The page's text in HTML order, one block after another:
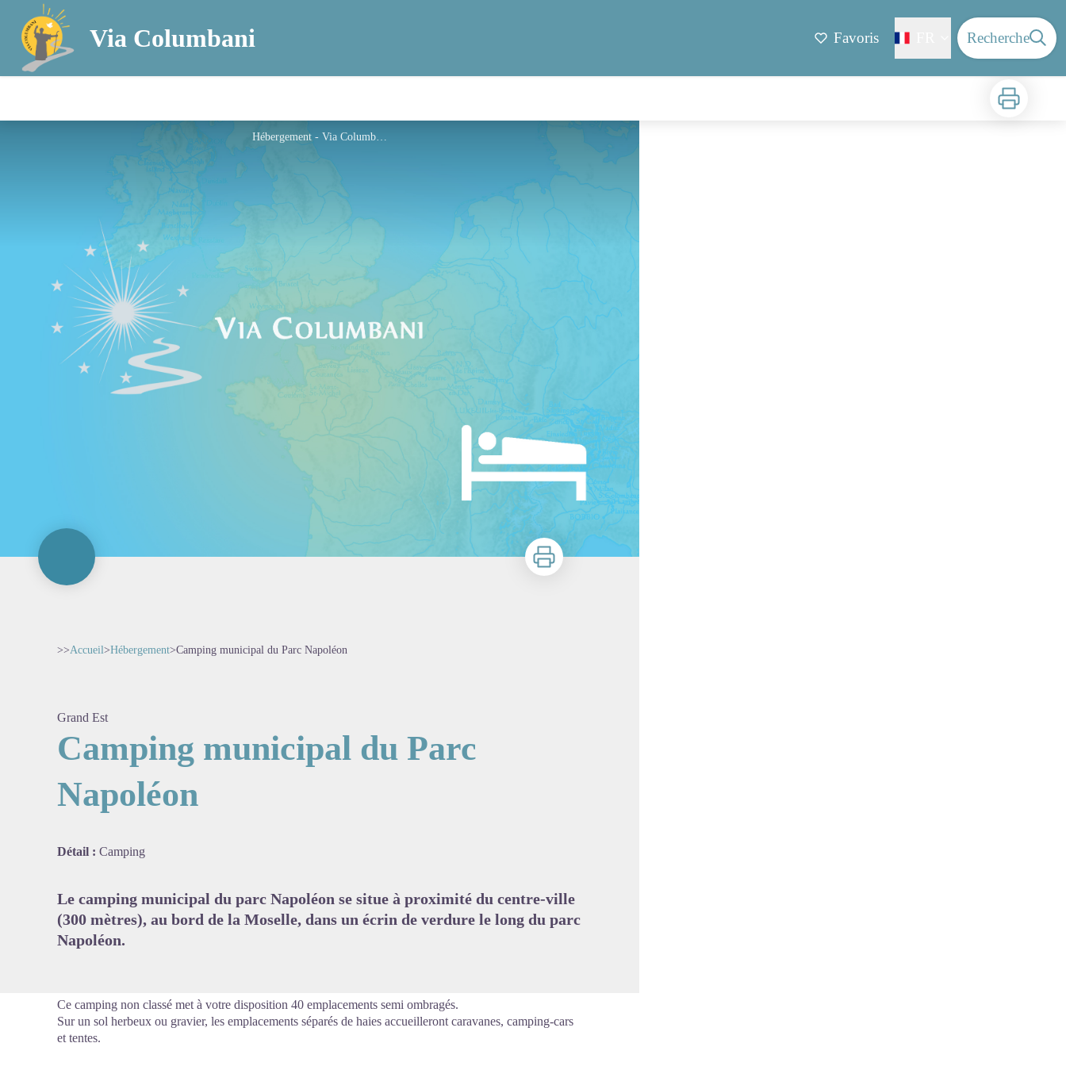
Via Columbani Favoris Recherche
Imprimer
Hébergement - Via Columbani
Imprimer
>>Accueil>Hébergement>Camping municipal du Parc Napoléon
Grand Est
Camping municipal du Parc
Napoléon
Détail : Camping
Le camping municipal du parc Napoléon se situe à proximité du centre-ville
(300 mètres), au bord de la Moselle, dans un écrin de verdure le long du parc
Napoléon.
Ce camping non classé met à votre disposition 40 emplacements semi ombragés.
Sur un sol herbeux ou gravier, les emplacements séparés de haies accueilleront caravanes, camping-cars
et tentes.